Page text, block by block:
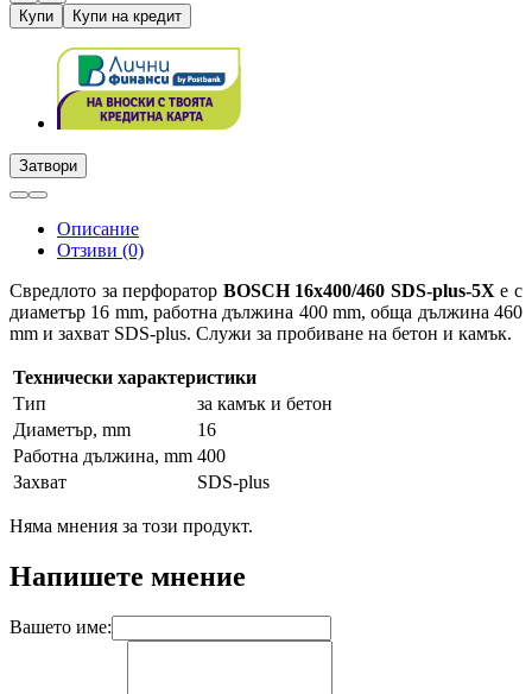
Купи
Купи на кредит
Затвори
Описание
Отзиви (0)
Свредлото за перфоратор BOSCH 16x400/460 SDS-plus-5Х е с
диаметър 16 mm, работна дължина 400 mm, обща дължина 460
mm и захват SDS-plus. Служи за пробиване на бетон и камък.
Технически характеристики
Тип
за камък и бетон
Диаметър, mm
16
Работна дължина, mm 400
Захват
SDS-plus
Няма мнения за този продукт.
Напишете мнение
Вашето име: